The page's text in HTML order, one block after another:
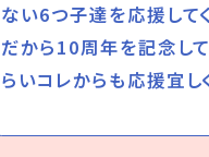
ない6つ子達を応援して
だから10周年を記念し
らいコレからも応援宜し